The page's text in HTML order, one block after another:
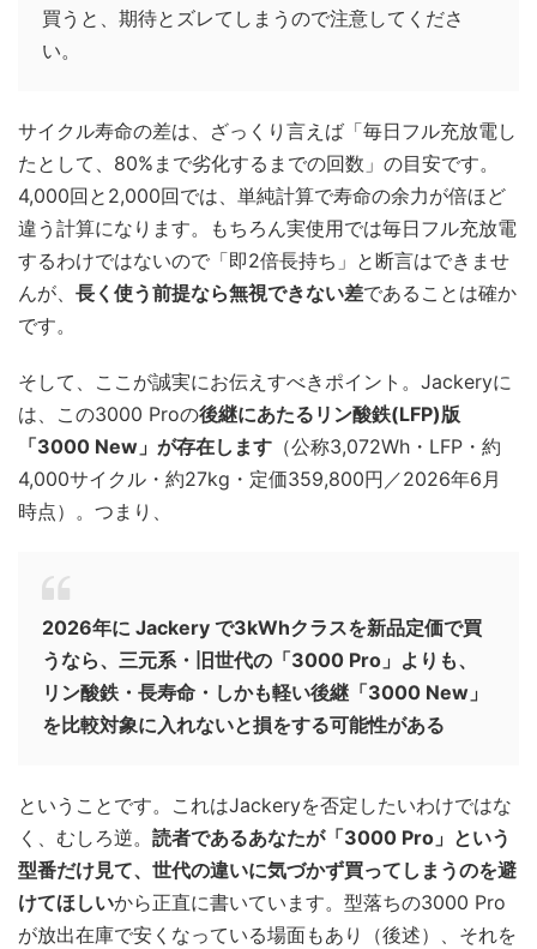
買うと、期待とズレてしまうので注意してくださ
い。
サイクル寿命の差は、ざっくり言えば「毎日フル充放電し
たとして、80%まで劣化するまでの回数」の目安です。
4,000回と2,000回では、単純計算で寿命の余力が倍ほど
違う計算になります。もちろん実使用では毎日フル充放電
するわけではないので「即2倍長持ち」と断言はできませ
んが、 長く使う前提なら無視できない差であることは確か
です。
そして、ここが誠実にお伝えすべきポイント。Jackeryに
は、この3000 Proの後継にあたるリン酸鉄(LFP)版
「3000 New」が存在します （公称3,072Wh・LFP・約
4,000サイクル・約27kg・定価359,800円／2026年6月
時点）。つまり、
2026年に Jackery で3kWhクラスを新品定価で買
うなら、三元系・旧世代の「3000 Pro」よりも、
リン酸鉄・長寿命・しかも軽い後継「3000 New」
を比較対象に入れないと損をする可能性がある
ということです。これはJackeryを否定したいわけではな
く、むしろ逆。 読者であるあなたが「3000 Pro」という
型番だけ見て、世代の違いに気づかず買ってしまうのを避
けてほしいから正直に書いています。型落ちの3000 Pro
が放出在庫で安くなっている場面もあり（後述）、それを